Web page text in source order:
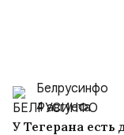
Белрусинфо
4 августа
У Тегерана есть